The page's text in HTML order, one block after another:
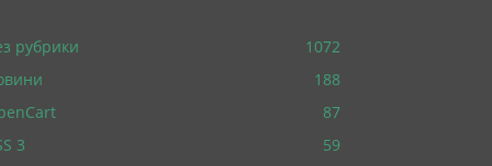
рубрики
1072
188
87
3
59